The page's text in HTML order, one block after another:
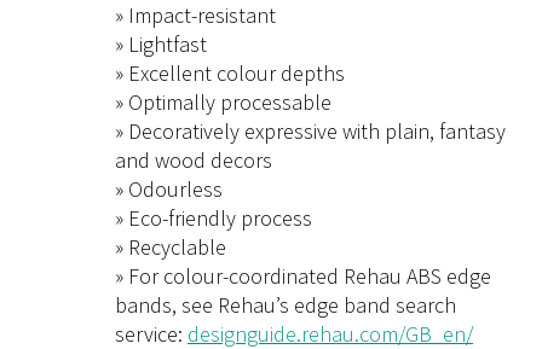
» Impact-resistant
» Lightfast
» Excellent colour depths
» Optimally processable
» Decoratively expressive with plain, fantasy
and wood decors
» Odourless
» Eco-friendly process
» Recyclable
» For colour-coordinated Rehau ABS edge
bands, see Rehau’s edge band search
service: designguide.rehau.com/GB_en/